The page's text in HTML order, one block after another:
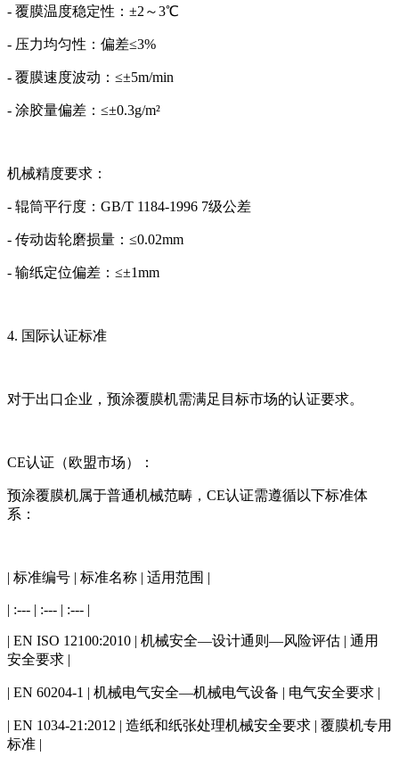
- 覆膜温度稳定性：±2～3℃
- 压力均匀性：偏差≤3%
- 覆膜速度波动：≤±5m/min
- 涂胶量偏差：≤±0.3g/m²
机械精度要求：
- 辊筒平行度：GB/T 1184-1996 7级公差
- 传动齿轮磨损量：≤0.02mm
- 输纸定位偏差：≤±1mm
4. 国际认证标准
对于出口企业，预涂覆膜机需满足目标市场的认证要求。
CE认证（欧盟市场）：
预涂覆膜机属于普通机械范畴，CE认证需遵循以下标准体
系：
| 标准编号 | 标准名称 | 适用范围 |
| :--- | :--- | :--- |
| EN ISO 12100:2010 | 机械安全—设计通则—风险评估 | 通用
安全要求 |
| EN 60204-1 | 机械电气安全—机械电气设备 | 电气安全要求 |
| EN 1034-21:2012 | 造纸和纸张处理机械安全要求 | 覆膜机专用
标准 |